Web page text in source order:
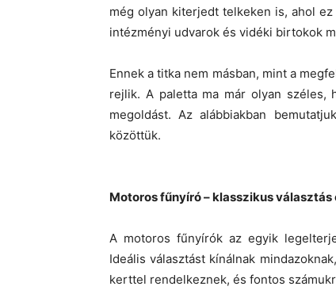
még olyan kiterjedt telkeken is, ahol
intézményi udvarok és vidéki birtokok
Ennek a titka nem másban, mint a
rejlik. A paletta ma már olyan széles,
megoldást. Az alábbiakban
közöttük.
Motoros fűnyíró – klasszikus választás
A motoros fűnyírók az egyik
Ideális választást kínálnak
kerttel rendelkeznek, és fontos